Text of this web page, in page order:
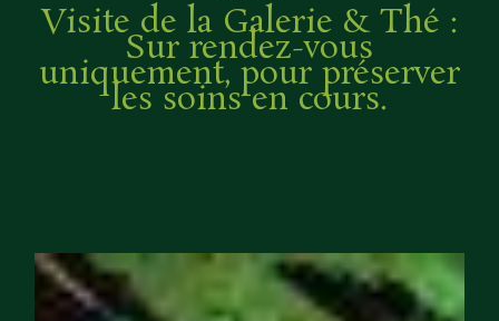
Visite de la Galerie & Thé :
Sur rendez-vous
uniquement, pour préserver
les soins en cours.